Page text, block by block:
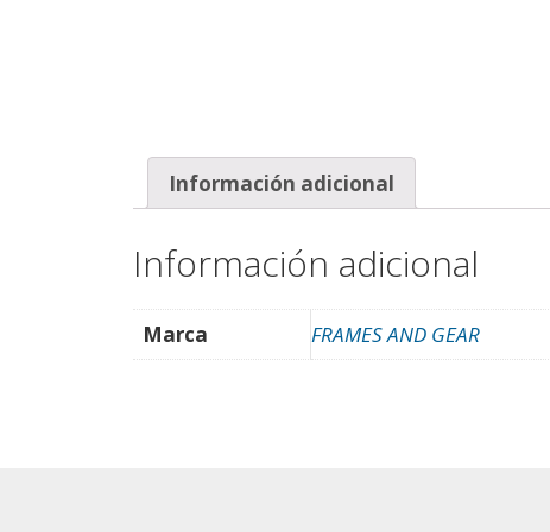
Información adicional
Información adicional
Marca FRAMES AND GEAR